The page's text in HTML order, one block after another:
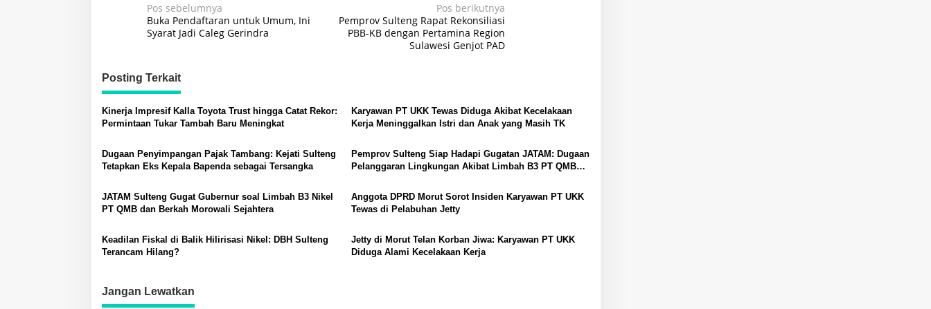
Navigasi
pos
Pos sebelumnya
Buka Pendaftaran untuk Umum, Ini
Syarat Jadi Caleg Gerindra
Pos berikutnya
Pemprov Sulteng Rapat Rekonsiliasi
PBB-KB dengan Pertamina Region
Sulawesi Genjot PAD
Posting Terkait
Kinerja Impresif Kalla Toyota Trust hingga Catat Rekor:
Permintaan Tukar Tambah Baru Meningkat
Karyawan PT UKK Tewas Diduga Akibat Kecelakaan
Kerja Meninggalkan Istri dan Anak yang Masih TK
Dugaan Penyimpangan Pajak Tambang: Kejati Sulteng
Tetapkan Eks Kepala Bapenda sebagai Tersangka
Pemprov Sulteng Siap Hadapi Gugatan JATAM: Dugaan
Pelanggaran Lingkungan Akibat Limbah B3 PT QMB
JATAM Sulteng Gugat Gubernur soal Limbah B3 Nikel
PT QMB dan Berkah Morowali Sejahtera
Anggota DPRD Morut Sorot Insiden Karyawan PT UKK
Tewas di Pelabuhan Jetty
Keadilan Fiskal di Balik Hilirisasi Nikel: DBH Sulteng
Terancam Hilang?
Jetty di Morut Telan Korban Jiwa: Karyawan PT UKK
Diduga Alami Kecelakaan Kerja
Jangan Lewatkan